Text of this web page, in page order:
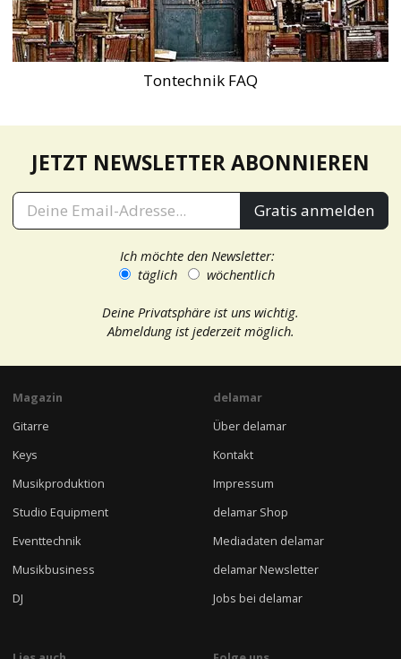
Tontechnik FAQ
JETZT NEWSLETTER ABONNIEREN
Gratis anmelden
Ich möchte den Newsletter:
täglich
wöchentlich
Deine Privatsphäre ist uns wichtig.
Abmeldung ist jederzeit möglich.
Magazin
Gitarre
Keys
Musikproduktion
Studio Equipment
Eventtechnik
Musikbusiness
DJ
delamar
Über delamar
Kontakt
Impressum
delamar Shop
Mediadaten delamar
delamar Newsletter
Jobs bei delamar